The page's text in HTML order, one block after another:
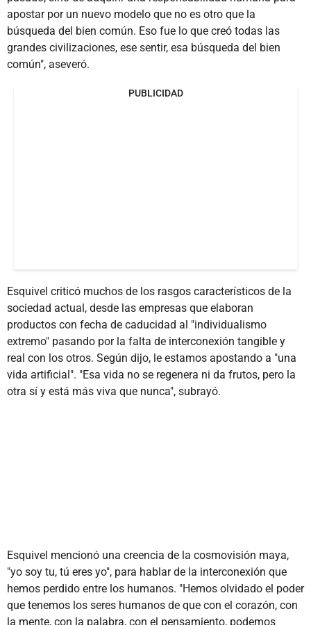
apostar por un nuevo modelo que no es otro que la
búsqueda del bien común. Eso fue lo que creó todas las
grandes civilizaciones, ese sentir, esa búsqueda del bien
común", aseveró.
PUBLICIDAD
Esquivel criticó muchos de los rasgos característicos de la
sociedad actual, desde las empresas que elaboran
productos con fecha de caducidad al "individualismo
extremo" pasando por la falta de interconexión tangible y
real con los otros. Según dijo, le estamos apostando a "una
vida artificial". "Esa vida no se regenera ni da frutos, pero la
otra sí y está más viva que nunca", subrayó.
Esquivel mencionó una creencia de la cosmovisión maya,
"yo soy tu, tú eres yo", para hablar de la interconexión que
hemos perdido entre los humanos. "Hemos olvidado el poder
que tenemos los seres humanos de que con el corazón, con
la mente, con la palabra, con el pensamiento, podemos